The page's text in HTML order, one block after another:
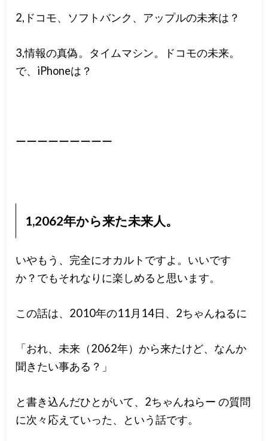
2,ドコモ、ソフトバンク、アップルの未来は？
3,情報の真偽。タイムマシン。ドコモの未来。
で、iPhoneは？
ーーーーーーーーー
1,2062年から来た未来人。
いやもう、完全にオカルトですよ。いいです
か？でもそれなりに楽しめると思います。
この話は、2010年の11月14日、2ちゃんねるに
「おれ、未来（2062年）から来たけど、なんか
聞きたい事ある？」
と書き込んだひとがいて、2ちゃんねらー の質問
に次々応えていった、という話です。